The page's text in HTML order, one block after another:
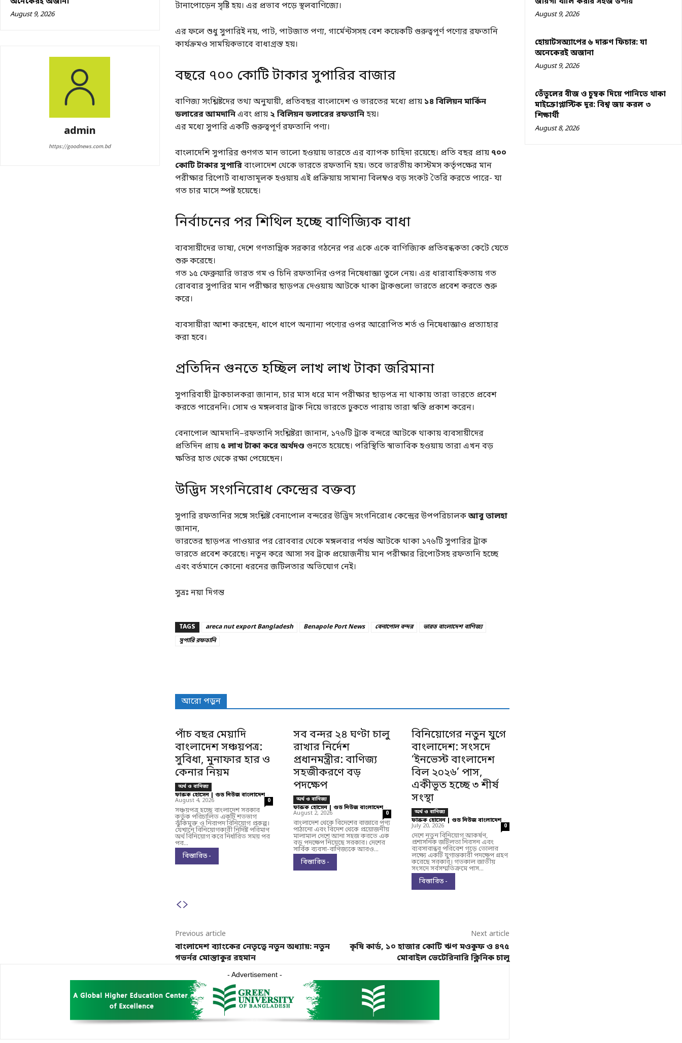
August 9, 2026
admin
https://goodnews.com.bd
টানাপোড়েন সৃষ্টি হয়। এর প্রভাব পড়ে স্থলবাণিজ্যে।
এর ফলে শুধু সুপারিই নয়, পাট, পাটজাত পণ্য, গার্মেন্টসসহ বেশ কয়েকটি গুরুত্বপূর্ণ পণ্যের রফতানি
কার্যক্রমও সাময়িকভাবে বাধাগ্রস্ত হয়।
বছরে ৭০০ কোটি টাকার সুপারির বাজার
বাণিজ্য সংশ্লিষ্টদের তথ্য অনুযায়ী, প্রতিবছর বাংলাদেশ ও ভারতের মধ্যে প্রায় ১৪ বিলিয়ন মার্কিন
ডলারের আমদানিএবং প্রায় ২ বিলিয়ন ডলারের রফতানিহয়।
এর মধ্যে সুপারি একটি গুরুত্বপূর্ণ রফতানি পণ্য।
বাংলাদেশি সুপারির গুণগত মান ভালো হওয়ায় ভারতে এর ব্যাপক চাহিদা রয়েছে। প্রতি বছর প্রায় ৭০০
কোটি টাকার সুপারিবাংলাদেশ থেকে ভারতে রফতানি হয়। তবে ভারতীয় কাস্টমস কর্তৃপক্ষের মান
পরীক্ষার রিপোর্ট বাধ্যতামূলক হওয়ায় এই প্রক্রিয়ায় সামান্য বিলম্বও বড় সংকট তৈরি করতে পারে- যা
গত চার মাসে স্পষ্ট হয়েছে।
নির্বাচনের পর শিথিল হচ্ছে বাণিজ্যিক বাধা
ব্যবসায়ীদের ভাষ্য, দেশে গণতান্ত্রিক সরকার গঠনের পর একে একে বাণিজ্যিক প্রতিবন্ধকতা কেটে যেতে
শুরু করেছে।
গত ১৫ ফেব্রুয়ারি ভারত গম ও চিনি রফতানির ওপর নিষেধাজ্ঞা তুলে নেয়। এর ধারাবাহিকতায় গত
রোববার সুপারির মান পরীক্ষার ছাড়পত্র দেওয়ায় আটকে থাকা ট্রাকগুলো ভারতে প্রবেশ করতে শুরু
করে।
ব্যবসায়ীরা আশা করছেন, ধাপে ধাপে অন্যান্য পণ্যের ওপর আরোপিত শর্ত ও নিষেধাজ্ঞাও প্রত্যাহার
করা হবে।
প্রতিদিন গুনতে হচ্ছিল লাখ লাখ টাকা জরিমানা
সুপারিবাহী ট্রাকচালকরা জানান, চার মাস ধরে মান পরীক্ষার ছাড়পত্র না থাকায় তারা ভারতে প্রবেশ
করতে পারেননি। সোম ও মঙ্গলবার ট্রাক নিয়ে ভারতে ঢুকতে পারায় তারা স্বস্তি প্রকাশ করেন।
বেনাপোল আমদানি–রফতানি সংশ্লিষ্টরা জানান, ১৭৬টি ট্রাক বন্দরে আটকে থাকায় ব্যবসায়ীদের
প্রতিদিন প্রায় ৫ লাখ টাকা করে অর্থদণ্ডগুনতে হয়েছে। পরিস্থিতি স্বাভাবিক হওয়ায় তারা এখন বড়
ক্ষতির হাত থেকে রক্ষা পেয়েছেন।
উদ্ভিদ সংগনিরোধ কেন্দ্রের বক্তব্য
সুপারি রফতানির সঙ্গে সংশ্লিষ্ট বেনাপোল বন্দরের উদ্ভিদ সংগনিরোধ কেন্দ্রের উপপরিচালকআবু তালহা
জানান,
ভারতের ছাড়পত্র পাওয়ার পর রোববার থেকে মঙ্গলবার পর্যন্ত আটকে থাকা ১৭৬টি সুপারির ট্রাক
ভারতে প্রবেশ করেছে। নতুন করে আসা সব ট্রাক প্রয়োজনীয় মান পরীক্ষার রিপোর্টসহ রফতানি হচ্ছে
এবং বর্তমানে কোনো ধরনের জটিলতার অভিযোগ নেই।
সুত্রঃ নয়া দিগন্ত
TAGS areca nut export Bangladesh Benapole Port News বেনাপোল বন্দর
ভারত বাংলাদেশ বাণিজ্য
সুপারি রফতানি
আরো পড়ুন
পাঁচ বছর মেয়াদি
বাংলাদেশ সঞ্চয়পত্র:
সুবিধা, মুনাফার হার ও
কেনার নিয়ম
অর্থ ও বানিজ্য
ফারুক হোসেন | গুড নিউজ বাংলাদেশ -
August 4, 2026 0
সঞ্চয়পত্র হচ্ছে বাংলাদেশ সরকার
কর্তৃক পরিচালিত একটি শতভাগ
ঝুঁকিমুক্ত ও নিরাপদ বিনিয়োগ প্রকল্প।
যেখানে বিনিয়োগকারী নির্দিষ্ট পরিমাণ
অর্থ বিনিয়োগ করে নির্ধারিত সময় পর
পর...
বিস্তারিত -
সব বন্দর ২৪ ঘণ্টা চালু
রাখার নির্দেশ
প্রধানমন্ত্রীর: বাণিজ্য
সহজীকরণে বড়
পদক্ষেপ
অর্থ ও বানিজ্য
ফারুক হোসেন | গুড নিউজ বাংলাদেশ -
August 2, 2026 0
বাংলাদেশ থেকে বিদেশের বাজারে পণ্য
পাঠানো এবং বিদেশ থেকে প্রয়োজনীয়
মালামাল দেশে আনা সহজ করতে এক
বড় পদক্ষেপ নিয়েছে সরকার। দেশের
সার্বিক ব্যবসা-বাণিজ্যকে আরও...
বিস্তারিত -
বিনিয়োগের নতুন যুগে
বাংলাদেশ: সংসদে
‘ইনভেস্ট বাংলাদেশ
বিল ২০২৬’ পাস,
একীভূত হচ্ছে ৩ শীর্ষ
সংস্থা
অর্থ ও বানিজ্য
ফারুক হোসেন | গুড নিউজ বাংলাদেশ -
July 20, 2026 0
দেশে নতুন বিনিয়োগ আকর্ষণ,
প্রশাসনিক জটিলতা নিরসন এবং
ব্যবসাবান্ধব পরিবেশ গড়ে তোলার
লক্ষ্যে একটি যুগান্তকারী পদক্ষেপ গ্রহণ
করেছে সরকার। গতকাল জাতীয়
সংসদে সর্বসম্মতিক্রমে পাস...
বিস্তারিত -
Previous article
বাংলাদেশ ব্যাংকের নেতৃত্বে নতুন অধ্যায়: নতুন
গভর্নর মোস্তাকুর রহমান
Next article
কৃষি কার্ড, ১০ হাজার কোটি ঋণ মওকুফ ও ৪৭৫
মোবাইল ভেটেরিনারি ক্লিনিক চালু
- Advertisement -
August 9, 2026
হোয়াটসঅ্যাপের ৬ দারুণ ফিচার: যা
অনেকেরই অজানা
August 9, 2026
তেঁতুলের বীজ ও চুম্বক দিয়ে পানিতে থাকা
মাইক্রোপ্লাস্টিক দূর: বিশ্ব জয় করল ৩
শিক্ষার্থী
August 8, 2026